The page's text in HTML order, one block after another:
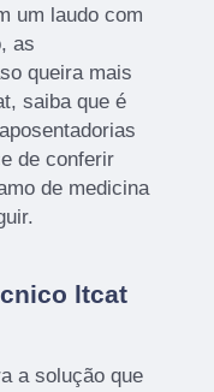
um laudo com
as
queira mais
saiba que é
de conferir
de medicina
ltcat
a solução que